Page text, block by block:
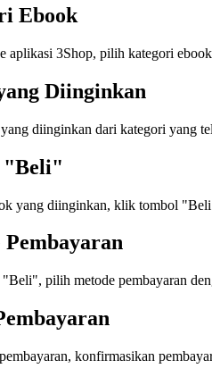
Ebook
aplikasi 3Shop, pilih kategori
Diinginkan
diinginkan dari kategori yang
"Beli"
yang diinginkan, klik tombol
pilih metode pembayaran
konfirmasikan